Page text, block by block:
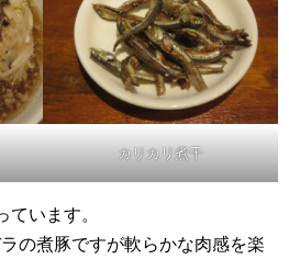
カリカリ煮干
ています。
の煮豚ですが軟らかな肉感を楽